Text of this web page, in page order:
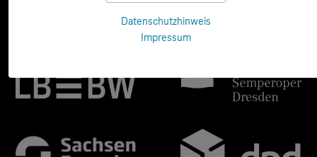
Datenschutzhinweis
Impressum